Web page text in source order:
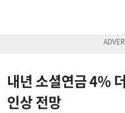
내년 소셜연금 4%
인상 전망